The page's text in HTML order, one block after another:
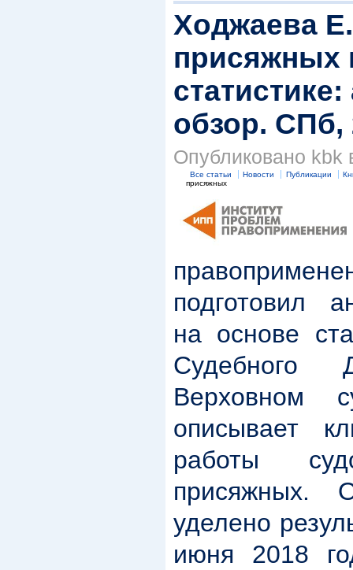
Ходжаева
присяжных
обзор. СПб,
Опубликовано kbk
Все статьи Новости Публикации
присяжных
подготовил
на основе
Судебного
Верховном
описывает
работы
присяжных.
уделено
июня 2018